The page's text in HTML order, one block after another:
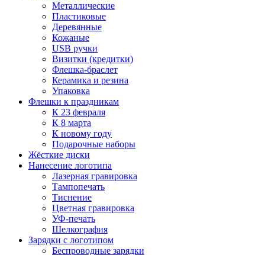
Металлические
Пластиковые
Деревянные
Кожаные
USB ручки
Визитки (кредитки)
Флешка-браслет
Керамика и резина
Упаковка
Флешки к праздникам
К 23 февраля
К 8 марта
К новому году
Подарочные наборы
Жёсткие диски
Нанесение логотипа
Лазерная гравировка
Тампопечать
Тиснение
Цветная гравировка
УФ-печать
Шелкография
Зарядки с логотипом
Беспроводные зарядки